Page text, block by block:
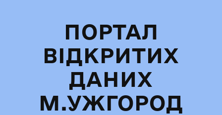
ПОРТАЛ
ВІДКРИТИХ
ДАНИХ
М.УЖГОРОД